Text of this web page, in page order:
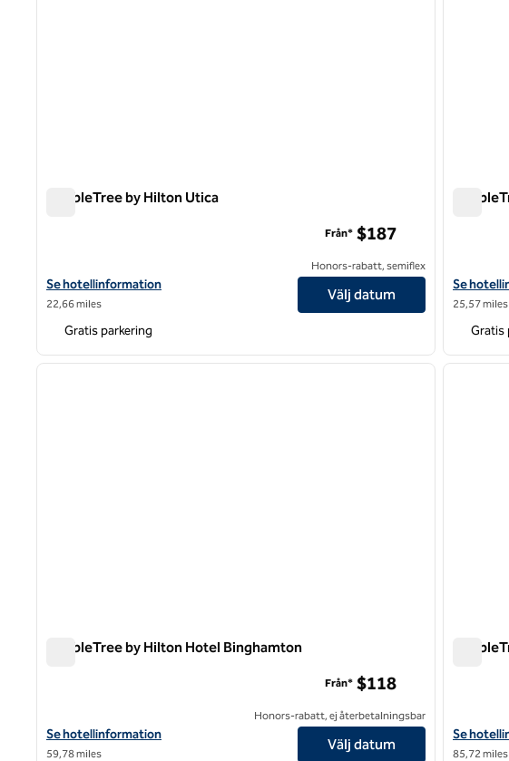
DoubleTree by Hilton Utica
Visa hotelluppgifter för DoubleTree by Hilton Utica
Se hotellinformation
22,66 miles
Från* $187
Honors-rabatt, semiflex
Välj datum
Gratis parkering
Visa
Se
25,57 miles
Gratis
1 av 12
nästa bild
DoubleTree by Hilton Hotel Binghamton
Visa hotelluppgifter för DoubleTree by Hilton Hotel Binghamton
Se hotellinformation
59,78 miles
Från* $118
Honors-rabatt, ej återbetalningsbar
Välj datum
1 av 12
Visa
Se
85,72 miles